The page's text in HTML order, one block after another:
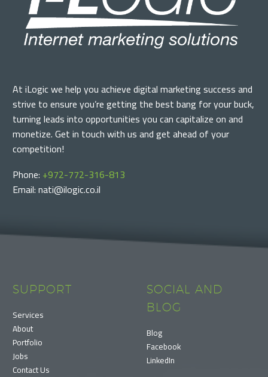
At iLogic we help you achieve digital marketing success and
strive to ensure you’re getting the best bang for your buck,
turning leads into opportunities you can capitalize on and
monetize. Get in touch with us and get ahead of your
competition!
Phone: +972-772-316-813
Email: nati@ilogic.co.il
SUPPORT
Services
About
Portfolio
Jobs
Contact Us
SOCIAL AND
BLOG
Blog
Facebook
LinkedIn